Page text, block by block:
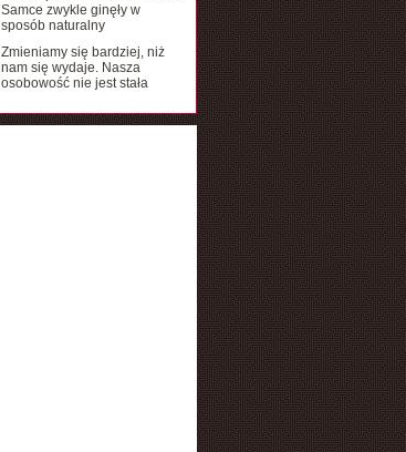
Samce zwykle ginęły w
sposób naturalny
Zmieniamy się bardziej, niż
nam się wydaje. Nasza
osobowość nie jest stała